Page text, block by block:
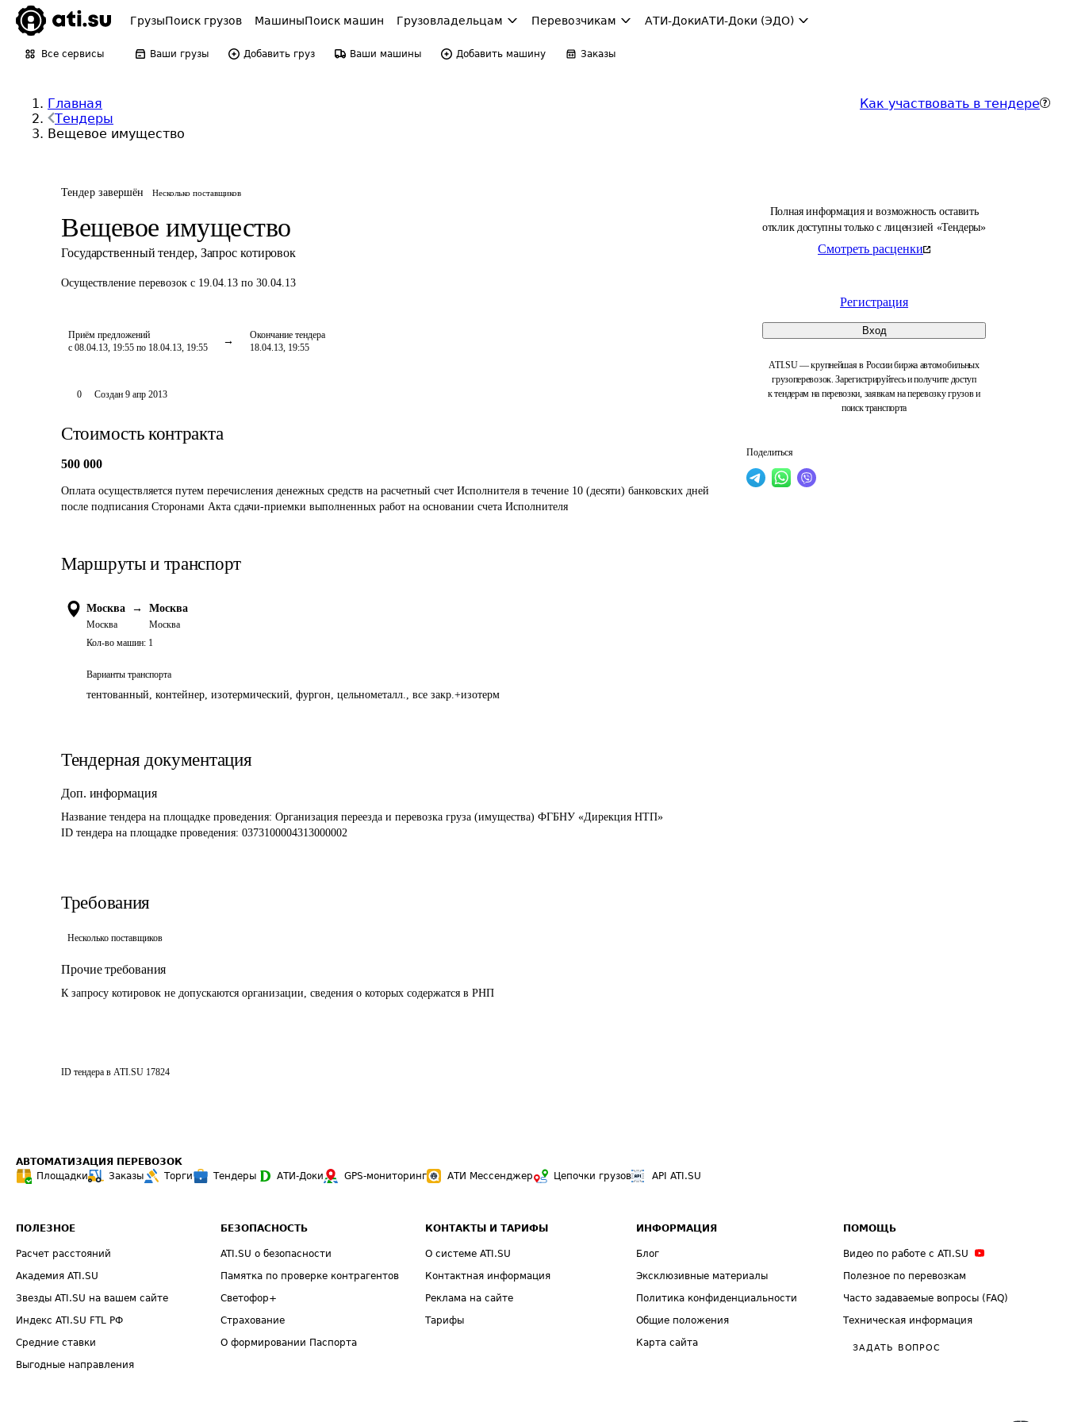
ГрузыПоиск грузов МашиныПоиск машин Грузовладельцам Перевозчикам АТИ-ДокиАТИ-Доки (ЭДО)
Все сервисы Ваши грузы Добавить груз Ваши машины Добавить машину Заказы
Главная
Тендеры
Вещевое имущество
Как участвовать в тендере
Тендер завершён Несколько поставщиков
Вещевое имущество
Государственный тендер, Запрос котировок
Осуществление перевозок с 19.04.13 по 30.04.13
Приём предложений
с 08.04.13, 19:55 по 18.04.13, 19:55
Окончание тендера
18.04.13, 19:55
Полная информация и возможность оставить
отклик доступны только с лицензией «Тендеры»
Смотреть расценки
Регистрация
Вход
ATI.SU — крупнейшая в России биржа автомобильных
грузоперевозок. Зарегистрируйтесь и получите доступ
к тендерам на перевозки, заявкам на перевозку грузов и
поиск транспорта
Поделиться
0 Создан 9 апр 2013
Стоимость контракта
500 000
Оплата осуществляется путем перечисления денежных средств на расчетный счет Исполнителя в течение 10 (десяти) банковских дней
после подписания Сторонами Акта сдачи-приемки выполненных работ на основании счета Исполнителя
Маршруты и транспорт
Москва →
Москва
Москва
Москва
Кол-во машин: 1
Варианты транспорта
тентованный, контейнер, изотермический, фургон, цельнометалл., все закр.+изотерм
Тендерная документация
Доп. информация
Название тендера на площадке проведения: Организация переезда и перевозка груза (имущества) ФГБНУ «Дирекция НТП»
ID тендера на площадке проведения: 0373100004313000002
Требования
Несколько поставщиков
Прочие требования
К запросу котировок не допускаются организации, сведения о которых содержатся в РНП
ID тендера в ATI.SU 17824
АВТОМАТИЗАЦИЯ ПЕРЕВОЗОК
Площадки
Заказы Торги Тендеры АТИ-Доки GPS-мониторинг АТИ Мессенджер Цепочки грузов API ATI.SU
ПОЛЕЗНОЕ
Расчет расстояний
Академия ATI.SU
Звезды ATI.SU на вашем сайте
Индекс ATI.SU FTL РФ
Средние ставки
Выгодные направления
БЕЗОПАСНОСТЬ
ATI.SU о безопасности
Памятка по проверке контрагентов
Светофор+
Страхование
О формировании Паспорта
КОНТАКТЫ И ТАРИФЫ
О системе ATI.SU
Контактная информация
Реклама на сайте
Тарифы
ИНФОРМАЦИЯ
Блог
Эксклюзивные материалы
Политика конфиденциальности
Общие положения
Карта сайта
ПОМОЩЬ
Видео по работе с ATI.SU
Полезное по перевозкам
Часто задаваемые вопросы (FAQ)
Техническая информация
ЗАДАТЬ ВОПРОС